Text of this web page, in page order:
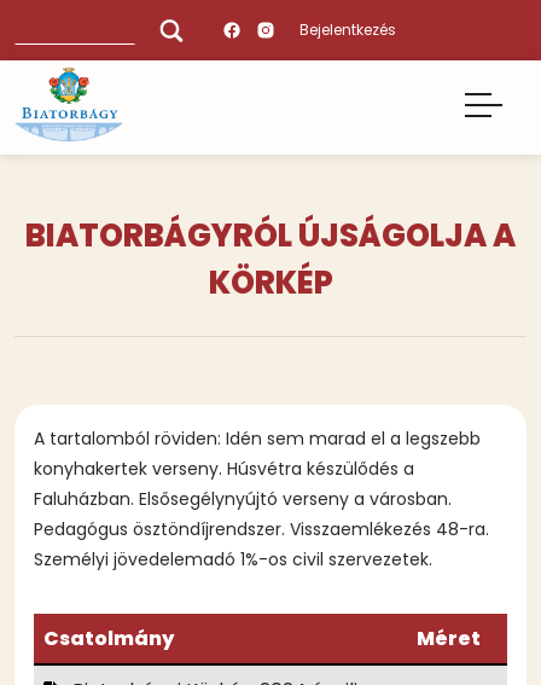
tartalomra
Bejelentkezés
BIATORBÁGYRÓL ÚJSÁGOLJA A
KÖRKÉP
A tartalomból röviden: Idén sem marad el a legszebb
konyhakertek verseny. Húsvétra készülődés a
Faluházban. Elsősegélynyújtó verseny a városban.
Pedagógus ösztöndíjrendszer. Visszaemlékezés 48-ra.
Személyi jövedelemadó 1%-os civil szervezetek.
Csatolmány
Méret